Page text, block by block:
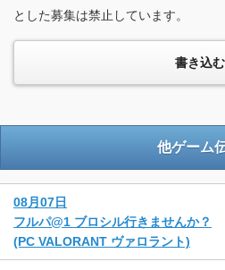
とした募集は禁止しています。
他ゲーム
08月07日
フルパ@1 ブロシル行きませんか？
(PC VALORANT ヴァロラント)